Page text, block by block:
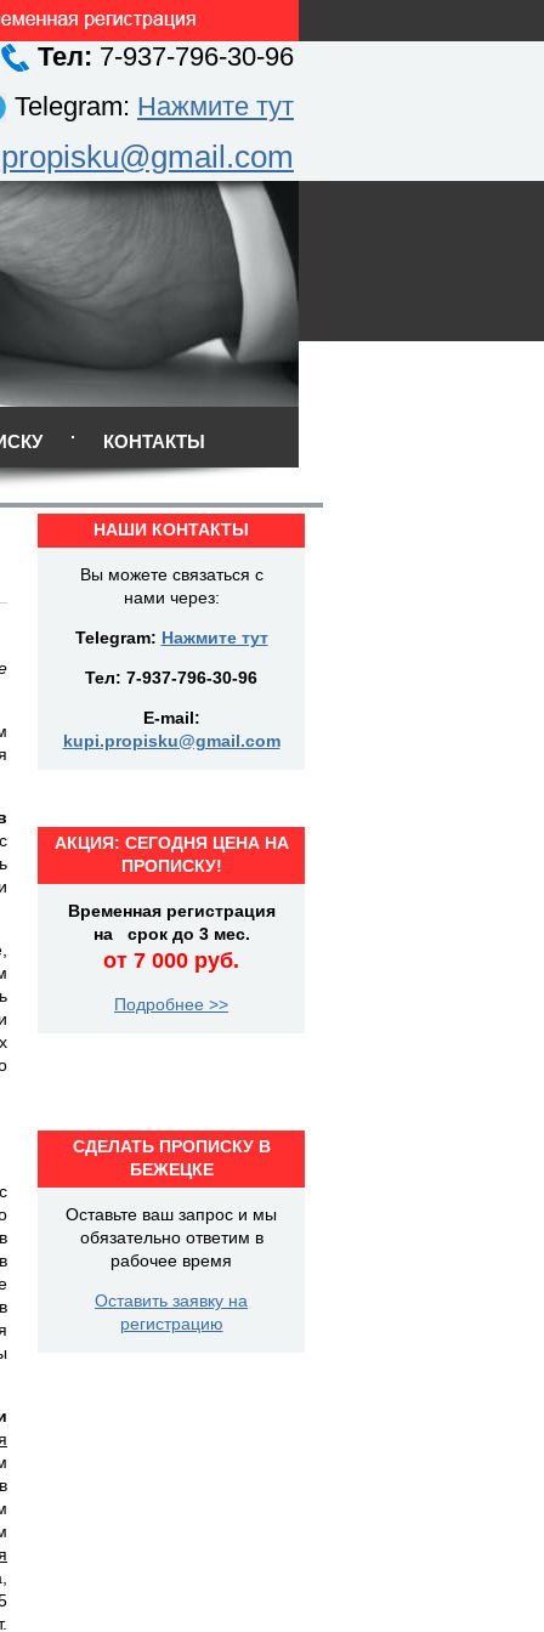
Тел: 7-937-796-30-96
Telegram: Нажмите тут
КОНТАКТЫ
НАШИ КОНТАКТЫ
Вы можете связаться с
нами через:
Telegram: Нажмите тут
Тел: 7-937-796-30-96
E-mail:
kupi.propisku@gmail.com
АКЦИЯ: СЕГОДНЯ ЦЕНА НА
ПРОПИСКУ!
Временная регистрация
на срок до 3 мес.
от 7 000 руб.
Подробнее >>
СДЕЛАТЬ ПРОПИСКУ В
БЕЖЕЦКЕ
Оставьте ваш запрос и мы
обязательно ответим в
рабочее время
Оставить заявку на
регистрацию